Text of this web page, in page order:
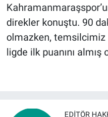
direkler konuştu. 90
olmazken,
ligde ilk puanını almış
EDITÖR